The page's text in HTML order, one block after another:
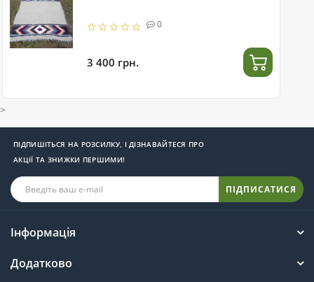
0
3 400 грн.
>
ПІДПИШІТЬСЯ НА РОЗСИЛКУ, І ДІЗНАВАЙТЕСЯ ПРО
АКЦІЇ ТА ЗНИЖКИ ПЕРШИМИ!
ПІДПИСАТИСЯ
Інформація
Додатково